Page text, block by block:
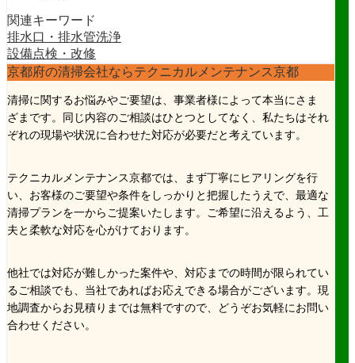
関連キーワード
排水口・排水管洗浄
設備点検・改修
京都府の清掃会社ならテクニカルメンテナンス京都
清掃に関するお悩みやご要望は、事業者様によって本当にさま
ざまです。同じ内容のご相談はひとつとしてなく、私たちはそれ
ぞれの現場や状況に合わせた対応が必要だと考えています。
テクニカルメンテナンス京都では、まず丁寧にヒアリングを行
い、お客様のご要望や条件をしっかりと把握したうえで、最適な
清掃プランを一からご提案いたします。ご希望に沿えるよう、工
夫と柔軟な対応を心がけております。
他社では対応が難しかった案件や、対応までの時間が限られてい
るご相談でも、当社であればお応えできる場合がございます。現
地調査からお見積りまでは無料ですので、どうぞお気軽にお問い
合わせください。